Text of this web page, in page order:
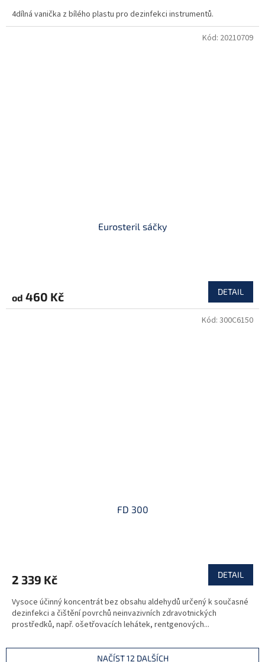
4dílná vanička z bílého plastu pro dezinfekci instrumentů.
Eurosteril sáčky
od 460 Kč DETAIL
Kód: 20210709
FD 300
2 339 Kč DETAIL
Vysoce účinný koncentrát bez obsahu aldehydů určený k současné
dezinfekci a čištění povrchů neinvazivních zdravotnických
prostředků, např. ošetřovacích lehátek, rentgenových...
Kód: 300C6150
NAČÍST 12 DALŠÍCH